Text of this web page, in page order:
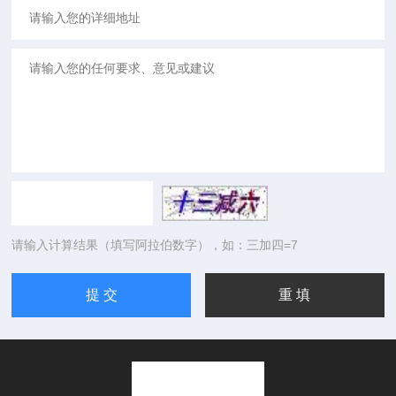
请输入计算结果（填写阿拉伯数字），如：三加四=7